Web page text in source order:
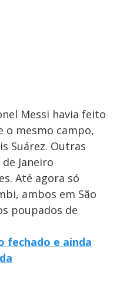
Messi havia feito
o mesmo campo,
Suárez. Outras
Janeiro
Até agora só
ambos em São
poupados de
fechado e ainda